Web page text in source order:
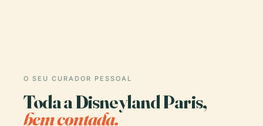
O SEU CURADOR PESSOAL
Toda a Disneyland Paris,
bem contada.